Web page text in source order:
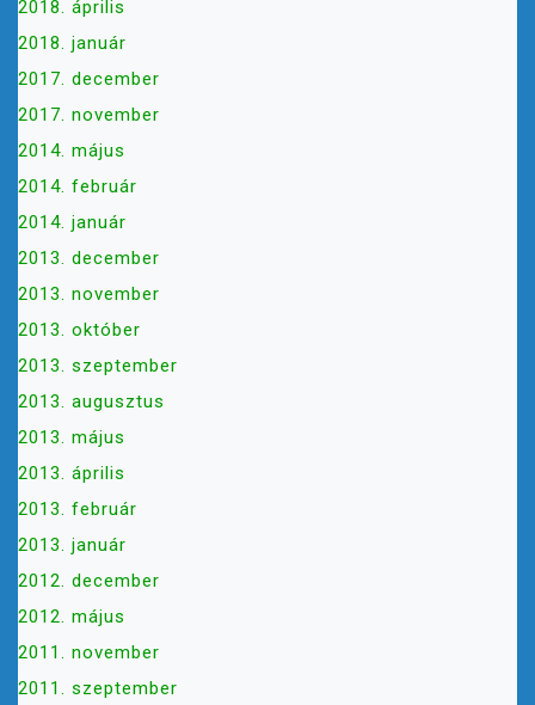
2018. április
2018. január
2017. december
2017. november
2014. május
2014. február
2014. január
2013. december
2013. november
2013. október
2013. szeptember
2013. augusztus
2013. május
2013. április
2013. február
2013. január
2012. december
2012. május
2011. november
2011. szeptember